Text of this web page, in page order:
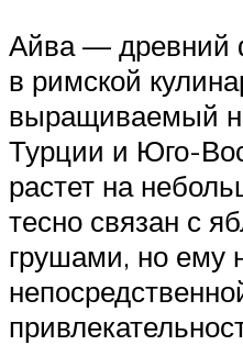
Айва — древний
в римской
выращиваемый
Турции и Юго-
растет на
тесно связан с
грушами, но ему